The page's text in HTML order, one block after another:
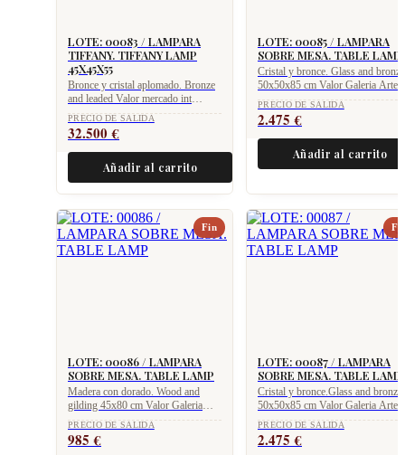
LOTE: 00083 / LAMPARA
TIFFANY. TIFFANY LAMP
45X45X55
Bronce y cristal aplomado. Bronze
and leaded Valor mercado int
International market value 65.000 €
PRECIO DE SALIDA
32.500€
Añadir al carrito
LOTE: 00085 / LAMPARA
SOBRE MESA. TABLE LAMP
Cristal y bronce. Glass and bronze
50x50x85 cm Valor Galeria Arte
Art Gallery value 4.950 €
PRECIO DE SALIDA
2.475€
Añadir al carrito
LOTE: 00086 / LAMPARA
SOBRE MESA. TABLE LAMP
Madera con dorado. Wood and
gilding 45x80 cm Valor Galeria
Arte Art Gallery value 1.975 €
PRECIO DE SALIDA
985€
Fin
LOTE: 00087 / LAMPARA
SOBRE MESA. TABLE LAMP
Cristal y bronce.Glass and bronze
50x50x85 cm Valor Galeria Arte
Art Gallery value 4.950 €
PRECIO DE SALIDA
2.475€